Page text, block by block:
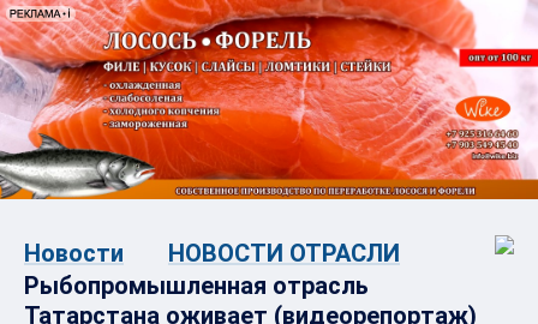
Новости
НОВОСТИ ОТРАСЛИ
Рыбопромышленная отрасль
Татарстана оживает (видеорепортаж)